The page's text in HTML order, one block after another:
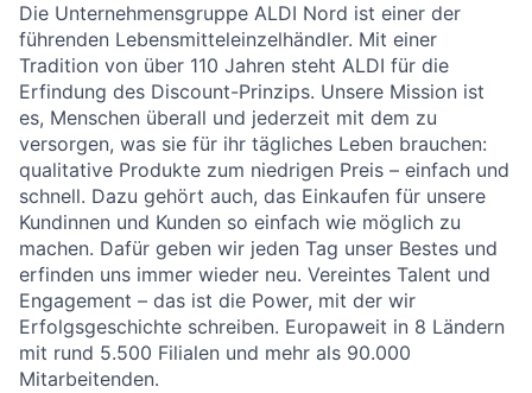
Die Unternehmensgruppe ALDI Nord ist einer der
führenden Lebensmitteleinzelhändler. Mit einer
Tradition von über 110 Jahren steht ALDI für die
Erfindung des Discount-Prinzips. Unsere Mission ist
es, Menschen überall und jederzeit mit dem zu
versorgen, was sie für ihr tägliches Leben brauchen:
qualitative Produkte zum niedrigen Preis – einfach und
schnell. Dazu gehört auch, das Einkaufen für unsere
Kundinnen und Kunden so einfach wie möglich zu
machen. Dafür geben wir jeden Tag unser Bestes und
erfinden uns immer wieder neu. Vereintes Talent und
Engagement – das ist die Power, mit der wir
Erfolgsgeschichte schreiben. Europaweit in 8 Ländern
mit rund 5.500 Filialen und mehr als 90.000
Mitarbeitenden.